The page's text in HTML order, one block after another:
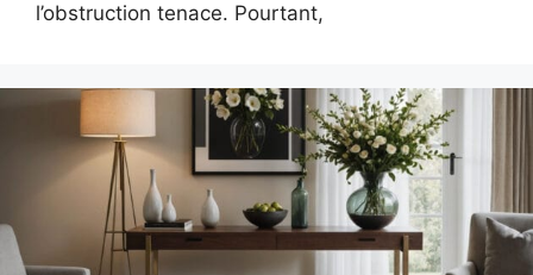
l’obstruction tenace. Pourtant,